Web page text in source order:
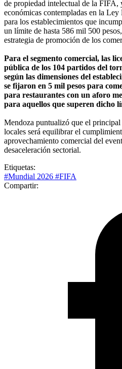
de propiedad intelectual de la FIFA,
económicas contempladas en la
para los establecimientos que
un límite de hasta 586 mil 500
estrategia de promoción de los
Para el segmento comercial, las
pública de los 104 partidos del
según las dimensiones del
se fijaron en 5 mil pesos para
para restaurantes con un aforo
para aquellos que superen dicho
Mendoza puntualizó que el principal
locales será equilibrar el
aprovechamiento comercial del
desaceleración sectorial.
Etiquetas:
#Mundial 2026 #FIFA
Compartir: